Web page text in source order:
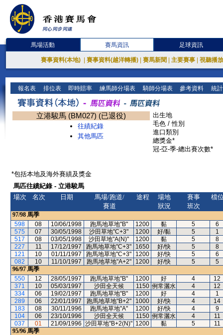
馬場活動 賽馬資訊 足球資訊
賽事資料(本地) 賽事資料(越洋轉播) 賽馬新聞 主要賽事 視聽播
報名表 排位表 即時賠率 練馬師分場表 騎師分場表 參考資料 統
立港駿馬 (BM027) (已退役)
往績紀錄
其他馬匹
出生地
毛色 / 性別
進口類別
總獎金*
冠-亞-季-總出賽次數*
*包括本地及海外賽績及獎金
馬匹往績紀錄 - 立港駿馬
場次
名次 日期
馬場/跑道/
賽道
途程
場地
狀況
賽事
班次
檔
97/98 馬季
598
08 10/06/1998 跑馬地草地"B" 1200 黏 5
6
575
07 30/05/1998 沙田草地"C+3" 1200 好/黏 5
1
517
08 03/05/1998 沙田草地"A(N)" 1200 黏 5
8
227
11 17/12/1997 跑馬地草地"C+3" 1650 好/快 5
8
121
10 01/11/1997 跑馬地草地"C+3" 1200 好/快 5
6
082
10 11/10/1997 跑馬地草地"A+2" 1200 好/快 5
5
96/97 馬季
550
12 28/05/1997 跑馬地草地"B" 1200 好 4
12
371
10 05/03/1997 沙田全天候 1150 例常灑水 4
12
334
06 19/02/1997 跑馬地草地"B" 1200 好 4
1
289
06 22/01/1997 跑馬地草地"B+2" 1000 好/快 4
14
183
08 30/11/1996 跑馬地草地"A" 1200 好/快 4
9
104
06 23/10/1996 沙田全天候 1150 例常灑水 4
11
037
01 21/09/1996 沙田草地"B+2(N)" 1200 黏 5
11
95/96 馬季